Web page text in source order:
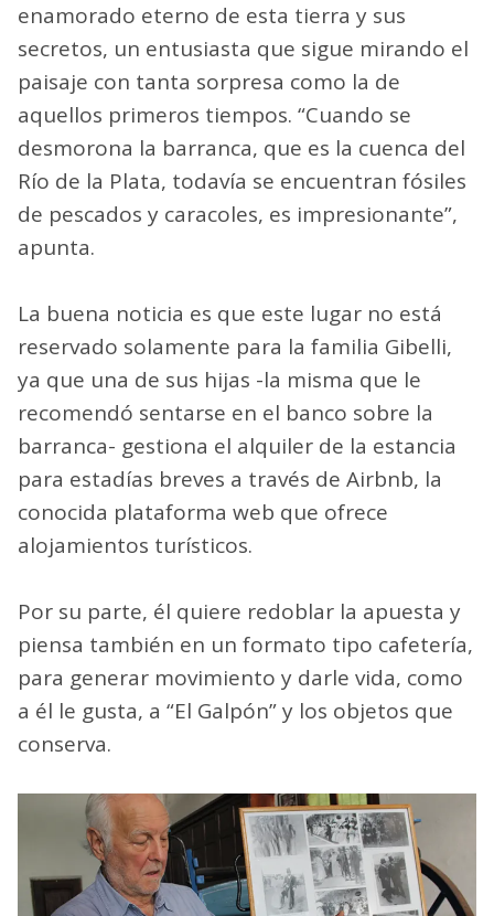
enamorado eterno de esta tierra y sus
secretos, un entusiasta que sigue mirando el
paisaje con tanta sorpresa como la de
aquellos primeros tiempos. “Cuando se
desmorona la barranca, que es la cuenca del
Río de la Plata, todavía se encuentran fósiles
de pescados y caracoles, es impresionante”,
apunta.
La buena noticia es que este lugar no está
reservado solamente para la familia Gibelli,
ya que una de sus hijas -la misma que le
recomendó sentarse en el banco sobre la
barranca- gestiona el alquiler de la estancia
para estadías breves a través de Airbnb, la
conocida plataforma web que ofrece
alojamientos turísticos.
Por su parte, él quiere redoblar la apuesta y
piensa también en un formato tipo cafetería,
para generar movimiento y darle vida, como
a él le gusta, a “El Galpón” y los objetos que
conserva.